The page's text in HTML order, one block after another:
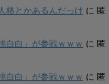
格とかあるんだっけ に 匿
白白」が参戦ｗｗｗ に 匿
白白」が参戦ｗｗｗ に 匿